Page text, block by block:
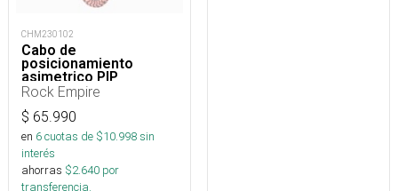
CHM230102
Cabo de
posicionamiento
asimetrico PIP
regulable 15 a 85 cm
Rock Empire
$ 65.990
en 6cuotas de $10.998sin
interés
ahorras $2.640 por
transferencia.